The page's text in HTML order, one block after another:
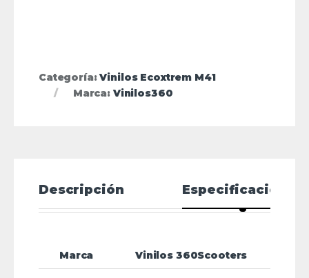
Categoría:Vinilos Ecoxtrem M41
Marca: Vinilos360
Descripción Especificaciones
Marca Vinilos 360Scooters